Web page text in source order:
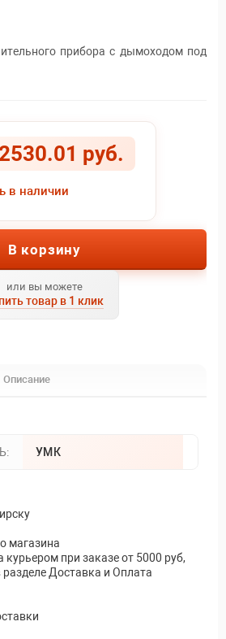
прибора с дымоходом под
2530.01 руб.
в наличии
В корзину
или вы можете
товар в 1 клик
Описание
УМК
магазина
курьером при заказе от 5000 руб,
Доставка и Оплата